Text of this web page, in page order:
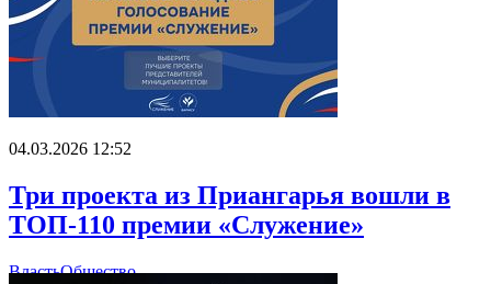
04.03.2026 12:52
Три проекта из Приангарья вошли в
ТОП-110 премии «Служение»
ВластьОбщество